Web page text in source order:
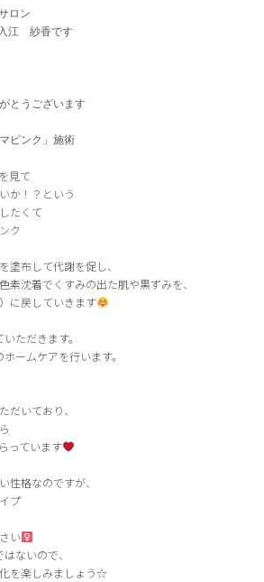
ロン
江 紗香です
とうございます
ピンク」施術
見て
か！？という
たくて
ク
塗布して代謝を促し、
素沈着でくすみの出た肌や黒ずみを、
に戻していきます
ただきます。
ームケアを行います。
だいており、
っています
性格なのですが、
プ
い‍
ないので、
を楽しみましょう☆